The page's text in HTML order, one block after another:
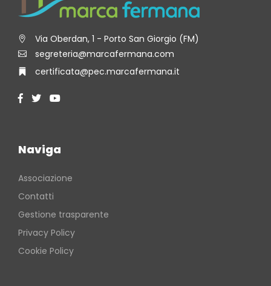
Via Oberdan, 1 - Porto San Giorgio (FM)
segreteria@marcafermana.com
certificata@pec.marcafermana.it
Naviga
Associazione
Contatti
Gestione trasparente
Privacy Policy
Cookie Policy